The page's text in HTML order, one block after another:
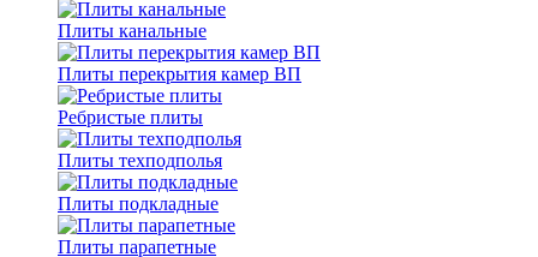
Плиты канальные
Плиты перекрытия камер ВП
Ребристые плиты
Плиты техподполья
Плиты подкладные
Плиты парапетные